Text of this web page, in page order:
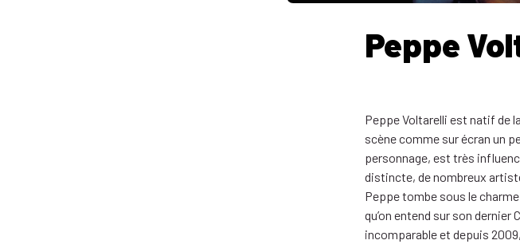
Peppe
Peppe Voltarelli est natif de
scène comme sur écran un
personnage, est très
distincte, de nombreux
Peppe tombe sous le
qu’on entend sur son
incomparable et depuis